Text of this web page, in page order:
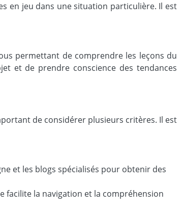
en jeu dans une situation particulière. Il est
permettant de comprendre les leçons du
et de prendre conscience des tendances
de considérer plusieurs critères. Il est
et les blogs spécialisés pour obtenir des
facilite la navigation et la compréhension